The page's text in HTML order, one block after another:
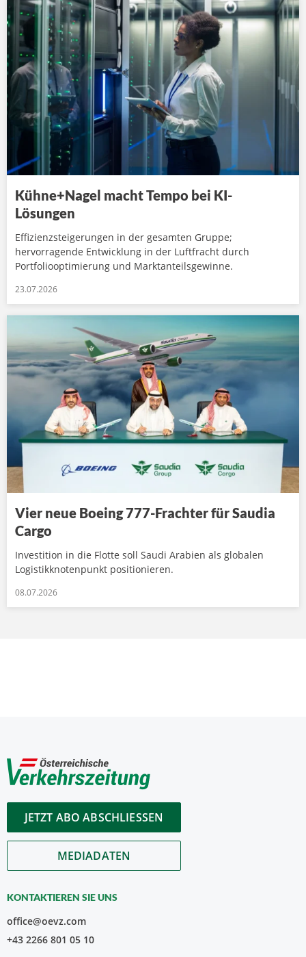
Kühne+Nagel macht Tempo bei KI-
Lösungen
Effizienzsteigerungen in der gesamten Gruppe;
hervorragende Entwicklung in der Luftfracht durch
Portfoliooptimierung und Marktanteilsgewinne.
23.07.2026
Vier neue Boeing 777-Frachter für Saudia
Cargo
Investition in die Flotte soll Saudi Arabien als globalen
Logistikknotenpunkt positionieren.
08.07.2026
JETZT ABO ABSCHLIESSEN
MEDIADATEN
KONTAKTIEREN SIE UNS
office@oevz.com
+43 2266 801 05 10